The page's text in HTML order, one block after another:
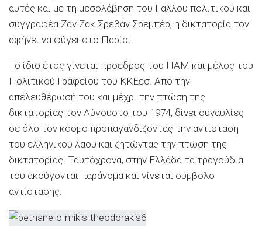
αυτές και με τη μεσολάβηση του Γάλλου πολιτικού και
συγγραφέα Ζαν Ζακ Σρεβάν Σρεμπέρ, η δικτατορία τον
αφήνει να φύγει στο Παρίσι.
Το ίδιο έτος γίνεται πρόεδρος του ΠΑΜ και μέλος του
Πολιτικού Γραφείου του ΚΚΕεσ. Από την
απελευθέρωσή του και μέχρι την πτώση της
δικτατορίας τον Αύγουστο του 1974, δίνει συναυλίες
σε όλο τον κόσμο προπαγανδίζοντας την αντίσταση
του ελληνικού λαού και ζητώντας την πτώση της
δικτατορίας. Ταυτόχρονα, στην Ελλάδα τα τραγούδια
του ακούγονται παράνομα και γίνεται σύμβολο
αντίστασης.